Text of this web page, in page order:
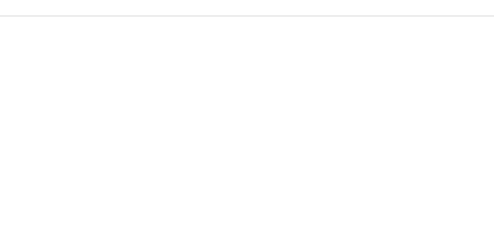
회 1…
파 133타를 기록한 임성재는 토미
위가 하락했다.송영한은 9일(한국